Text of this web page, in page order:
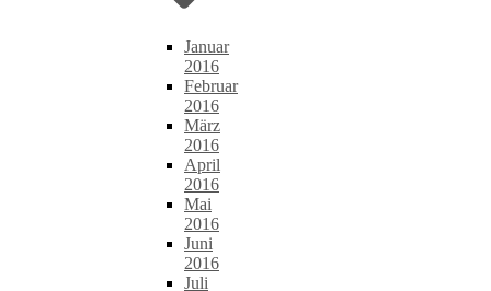
Januar
2016
Februar
2016
März
2016
April
2016
Mai
2016
Juni
2016
Juli